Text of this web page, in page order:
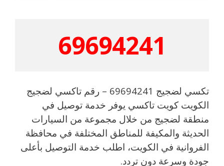
69694241
تكسي لضجيج 69694241 – رقم تاكسي لضجيج
الكويت كويت تاكسي يوفر خدمة توصيل في
منطقة لضجيج من خلال مجموعة من السيارات
الحديثة والمكيفة للمناطق المختلفة في محافظة
الفروانية في الكويت، اطلب خدمة التوصيل بأعلى
جودة وسرعة دون تردد.